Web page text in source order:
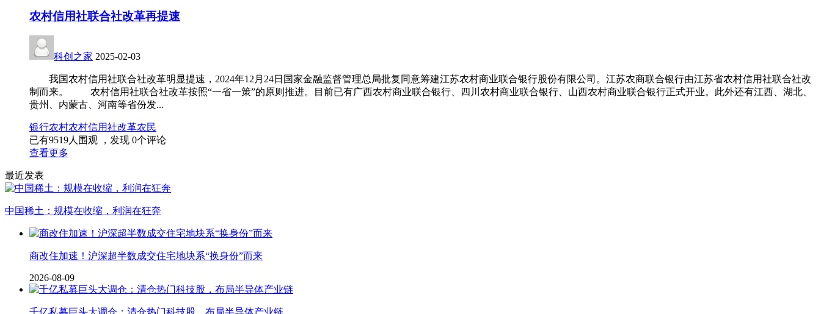
农村信用社联合社改革再提速
科创之家 2025-02-03
我国农村信用社联合社改革明显提速，2024年12月24日国家金融监督管理总局批复同意筹建江苏农村商业联合银行股份有限公司。江苏农商联合银行由江苏省农村信用社联合社改
制而来。 农村信用社联合社改革按照“一省一策”的原则推进。目前已有广西农村商业联合银行、四川农村商业联合银行、山西农村商业联合银行正式开业。此外还有江西、湖北、
贵州、内蒙古、河南等省份发...
银行农村农村信用社改革农民
已有9519人围观 ，发现 0个评论
查看更多
最近发表
中国稀土：规模在收缩，利润在狂奔
商改住加速！沪深超半数成交住宅地块系“换身份”而来
2026-08-09